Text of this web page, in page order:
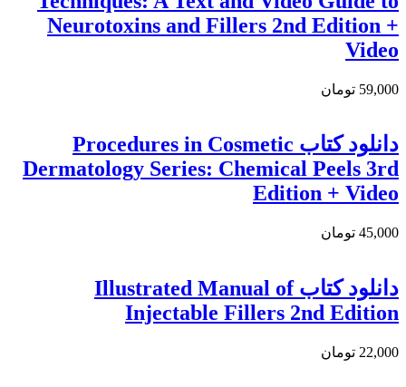
Neurotoxins and Fillers 2nd Edition +
Video
59,000 تومان
دانلود کتاب Procedures in Cosmetic
Dermatology Series: Chemical Peels 3rd
Edition + Video
45,000 تومان
دانلود کتاب Illustrated Manual of
Injectable Fillers 2nd Edition
22,000 تومان